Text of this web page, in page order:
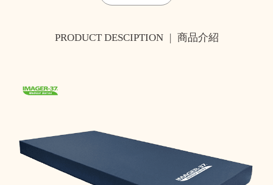
PRODUCT DESCIPTION | 商品介紹